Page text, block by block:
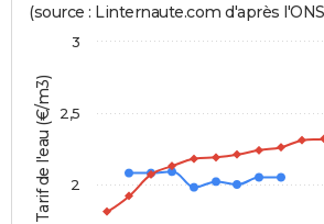
Tarif de l'eau (€/m3)
(source : Linternaute.com d'après
2
2,5
3